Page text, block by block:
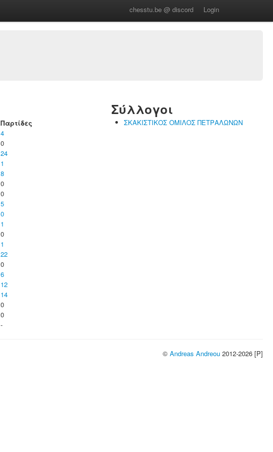
chesstu.be @ discord Login
Παρτίδες
4
0
24
1
8
0
0
5
0
1
0
1
22
0
6
12
14
0
0
-
Σύλλογοι
ΣΚΑΚΙΣΤΙΚΟΣ ΟΜΙΛΟΣ ΠΕΤΡΑΛΩΝΩΝ
© Andreas Andreou 2012-2026 [P]